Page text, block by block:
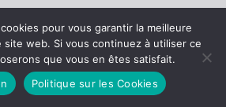
pour vous garantir la meilleure
web. Si vous continuez à utiliser ce
que vous en êtes satisfait.
Politique sur les Cookies